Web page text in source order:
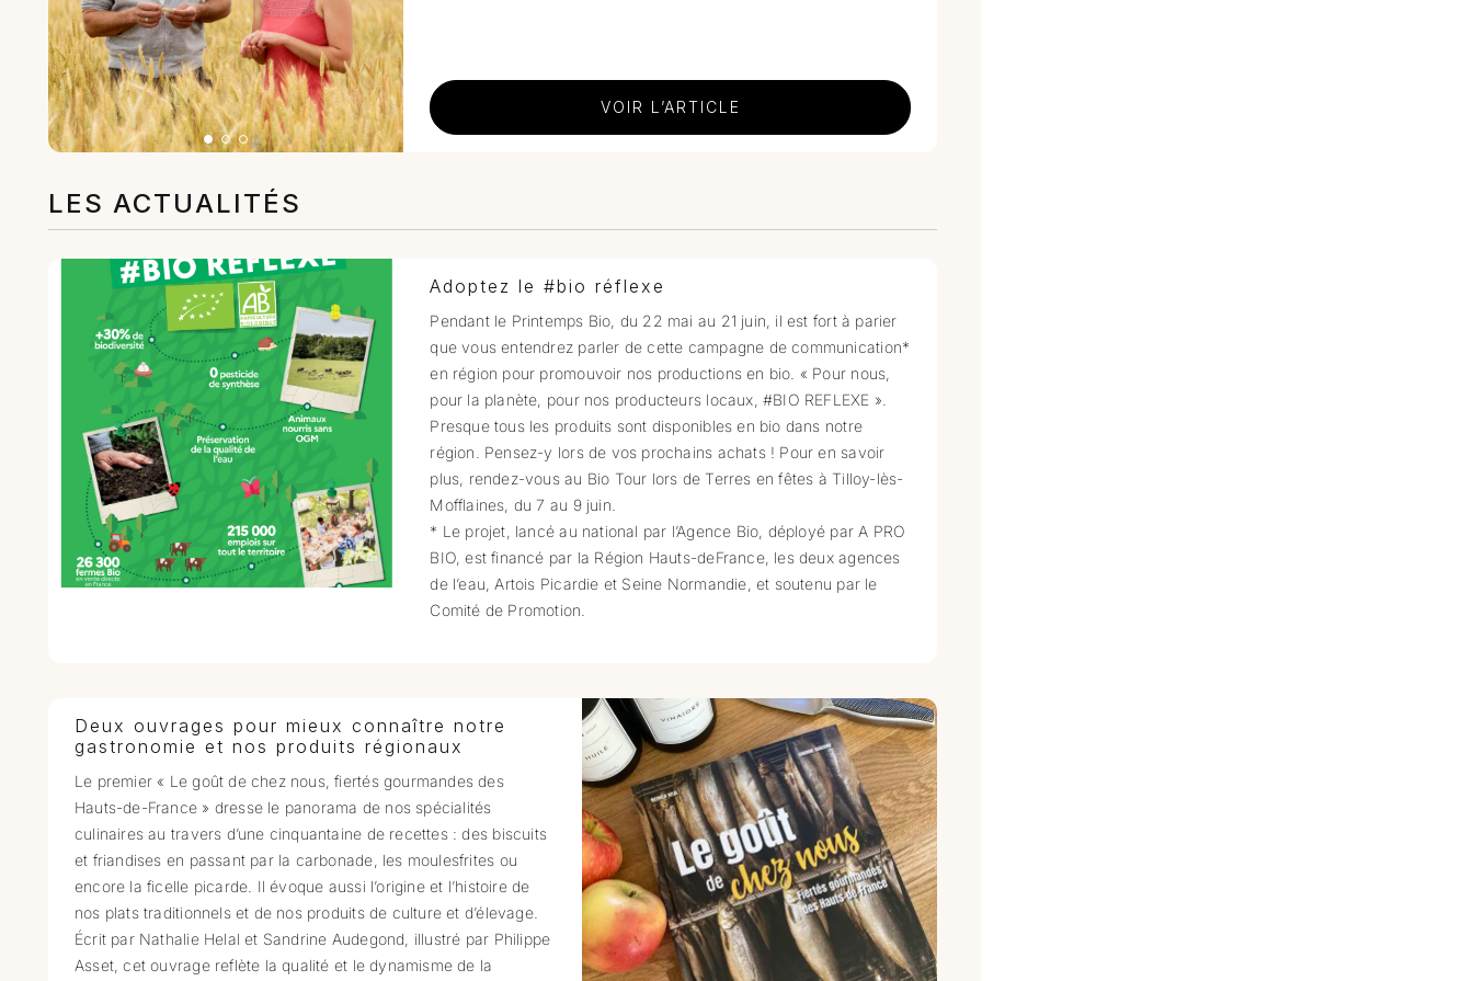
VOIR L’ARTICLE
LES ACTUALITÉS
Adoptez le #bio réflexe
Pendant le Printemps Bio, du 22 mai au 21 juin, il est fort à parier
que vous entendrez parler de cette campagne de communication*
en région pour promouvoir nos productions en bio. « Pour nous,
pour la planète, pour nos producteurs locaux, #BIO REFLEXE ».
Presque tous les produits sont disponibles en bio dans notre
région. Pensez-y lors de vos prochains achats ! Pour en savoir
plus, rendez-vous au Bio Tour lors de Terres en fêtes à Tilloy-lès-
Mofflaines, du 7 au 9 juin.
* Le projet, lancé au national par l’Agence Bio, déployé par A PRO
BIO, est financé par la Région Hauts-deFrance, les deux agences
de l’eau, Artois Picardie et Seine Normandie, et soutenu par le
Comité de Promotion.
Deux ouvrages pour mieux connaître notre
gastronomie et nos produits régionaux
Le premier « Le goût de chez nous, fiertés gourmandes des
Hauts-de-France » dresse le panorama de nos spécialités
culinaires au travers d’une cinquantaine de recettes : des biscuits
et friandises en passant par la carbonade, les moulesfrites ou
encore la ficelle picarde. Il évoque aussi l’origine et l’histoire de
nos plats traditionnels et de nos produits de culture et d’élevage.
Écrit par Nathalie Helal et Sandrine Audegond, illustré par Philippe
Asset, cet ouvrage reflète la qualité et le dynamisme de la